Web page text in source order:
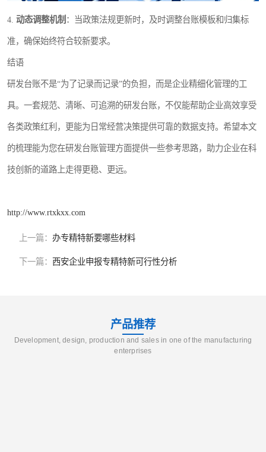
4. 动态调整机制 ：当政策法规更新时，及时调整台账模板和归集标
准，确保始终符合较新要求。
结语
研发台账不是“为了记录而记录”的负担，而是企业精细化管理的工
具。一套规范、清晰、可追溯的研发台账，不仅能帮助企业高效享受
各类政策红利，更能为日常经营决策提供可靠的数据支持。希望本文
的梳理能为您在研发台账管理方面提供一些参考思路，助力企业在科
技创新的道路上走得更稳、更远。
http://www.rtxkxx.com
上一篇： 办专精特新要哪些材料
下一篇： 西安企业申报专精特新可行性分析
产品推荐
Development, design, production and sales in one of the manufacturing
enterprises